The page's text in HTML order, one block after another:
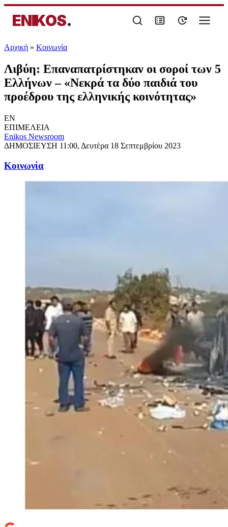
ENIKOS.
Αρχική » Κοινωνία
Λιβύη: Επαναπατρίστηκαν οι σοροί των 5
Ελλήνων – «Νεκρά τα δύο παιδιά του
προέδρου της ελληνικής κοινότητας»
EN
ΕΠΙΜΕΛΕΙΑ
Enikos Newsroom
ΔΗΜΟΣΙΕΥΣΗ 11:00, Δευτέρα 18 Σεπτεμβρίου 2023
Κοινωνία